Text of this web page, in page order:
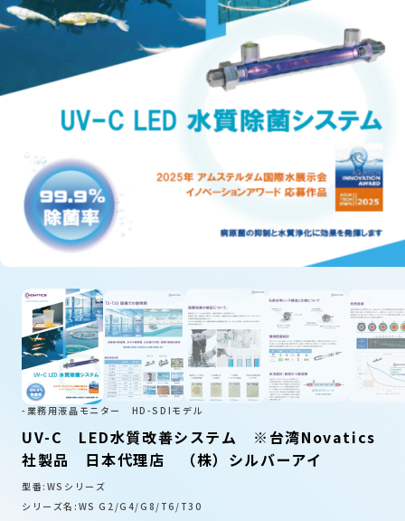
-業務用液晶モニター HD-SDIモデル
UV-C LED水質改善システム ※台湾Novatics
社製品 日本代理店 （株）シルバーアイ
型番:WSシリーズ
シリーズ名:WS G2/G4/G8/T6/T30